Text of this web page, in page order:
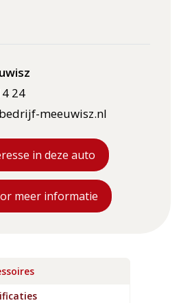
24
meeuwisz.nl
in deze auto
meer informatie